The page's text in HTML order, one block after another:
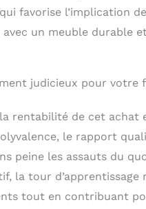
favorise l’implication
un meuble durable
judicieux pour votre
rentabilité de cet achat
le rapport
peine les assauts du
la tour
tout en contribuant